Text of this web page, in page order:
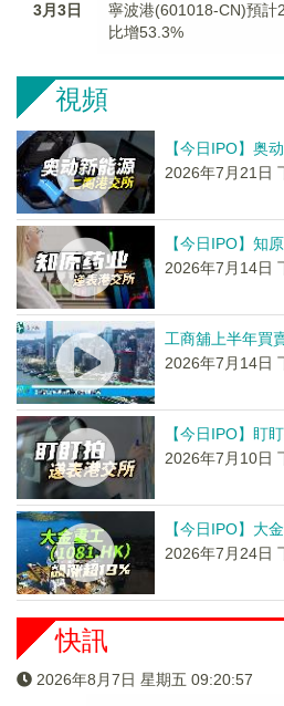
3月3日
寧波港(601018-CN)預計
比增53.3%
視頻
【今日IPO】奥
2026年7月21日
【今日IPO】知
2026年7月14日
工商舖上半年買
2026年7月14日
【今日IPO】盯
2026年7月10日
【今日IPO】大
2026年7月24日
快訊
2026年8月7日 星期五 09:20:58